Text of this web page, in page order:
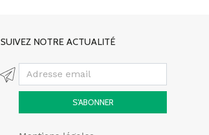
SUIVEZ NOTRE ACTUALITÉ
S'ABONNER